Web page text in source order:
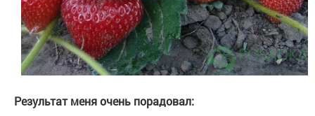
Результат меня очень порадовал: